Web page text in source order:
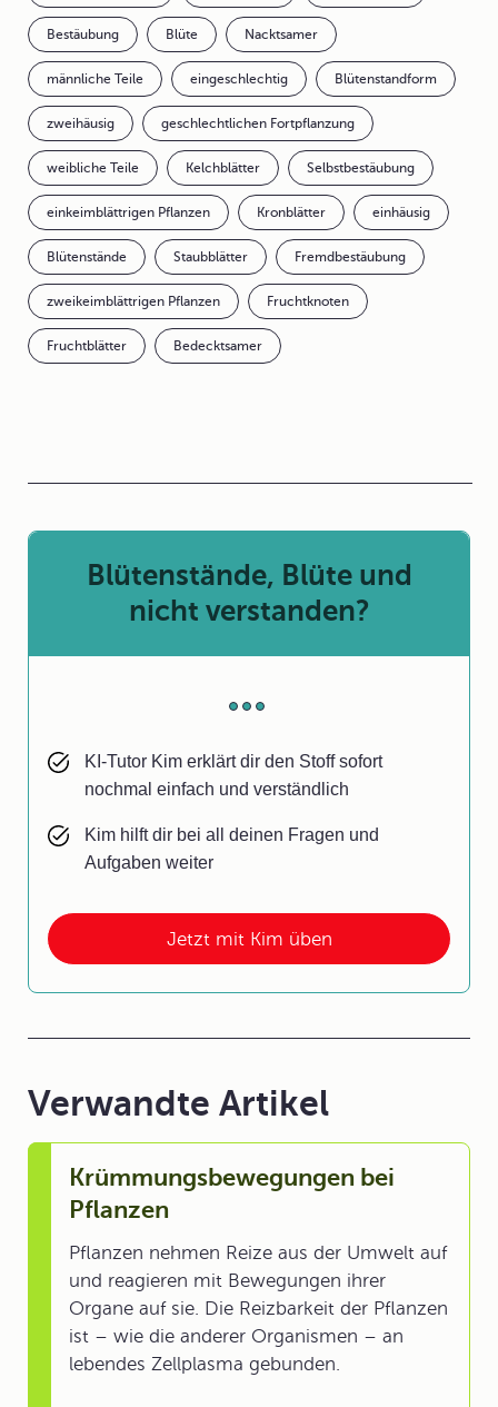
Bestäubung Blüte Nacktsamer
männliche Teile eingeschlechtig Blütenstandform
zweihäusig geschlechtlichen Fortpflanzung
weibliche Teile Kelchblätter Selbstbestäubung
einkeimblättrigen Pflanzen Kronblätter einhäusig
Blütenstände Staubblätter Fremdbestäubung
zweikeimblättrigen Pflanzen Fruchtknoten
Fruchtblätter Bedecktsamer
Jetzt mit Kim üben
Blütenstände, Blüte und
nicht verstanden?
KI-Tutor Kim erklärt dir den Stoff sofort
nochmal einfach und verständlich
Kim hilft dir bei all deinen Fragen und
Aufgaben weiter
Verwandte Artikel
Krümmungsbewegungen bei
Pflanzen
Pflanzen nehmen Reize aus der Umwelt auf
und reagieren mit Bewegungen ihrer
Organe auf sie. Die Reizbarkeit der Pflanzen
ist – wie die anderer Organismen – an
lebendes Zellplasma gebunden.